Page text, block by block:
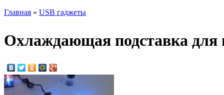
Главная » USB гаджеты
Охлаждающая подставка для